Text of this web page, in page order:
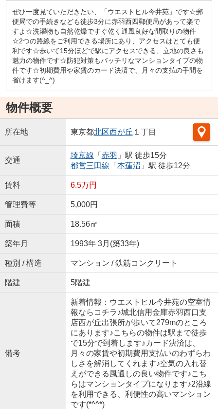
ぜひ一度見ていただきたい、「ウエストヒル今井苑」です☆郵
便局での手続きなども徒歩3分に赤羽西四郵便局があって楽で
すよ☆洗濯物も自然乾燥ですぐ乾く通風良好な間取りの物件
☆2つの路線をご利用できる場所にあり、アクセスはとても便
利です☆歩いて15分ほどで駅にアクセスできる、立地の良さも
魅力の物件です☆防犯対策もバッチリなマンションタイプの物
件です☆初期費用や家賃のカード決済で、月々の支払の手間を
省けます(^_^)
物件概要
所在地 東京都北区西が丘 １丁目
交通
埼京線 「 赤羽 」駅 徒歩15分
都営三田線 「 本蓮沼 」駅 徒歩12分
賃料 6.5万円
管理費等 5,000円
面積 18.56㎡
築年月 1993年 3月(築33年)
種別 / 構造 マンション / 鉄筋コンクリート
階建 5階建
備考
新着情報：ウエストヒル今井苑の空室情
報ならコチラ♪城北信用金庫赤羽西口支
店西が丘出張所が歩いて279mのところ
にあります♪こちらの物件は駅まで徒歩
で15分で到着します♪カード決済は、
月々の家賃や初期費用支払いのわずらわ
しさを解消してくれます♪空気の入れ替
えができる風通しの良い物件です♪こち
らはマンションタイプになります♪2沿線
を利用できる、利便性の高いマンション
です(*^^*)